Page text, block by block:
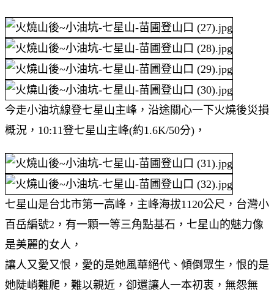
今走小油坑線登七星山主峰，沿途關心一下火燒後災損
概況，10:11登七星山主峰(約1.6K/50分)，
七星山是台北市第一高峰，主峰海拔1120公尺，台灣小
百岳編號2，有一顆一等三角點基石，七星山的魅力像
是美麗的女人，
讓人又愛又恨，愛的是她風華絕代、傾倒眾生，恨的是
她陡峭難爬，難以親近，卻還讓人一本初衷，無怨無